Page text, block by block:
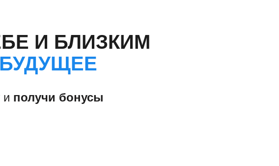
И БЛИЗКИМ
и получи бонусы